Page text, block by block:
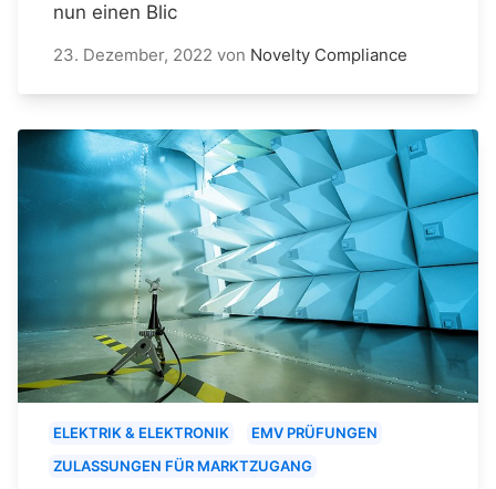
nun einen Blic
23. Dezember, 2022 von Novelty Compliance
ELEKTRIK & ELEKTRONIK
EMV PRÜFUNGEN
ZULASSUNGEN FÜR MARKTZUGANG